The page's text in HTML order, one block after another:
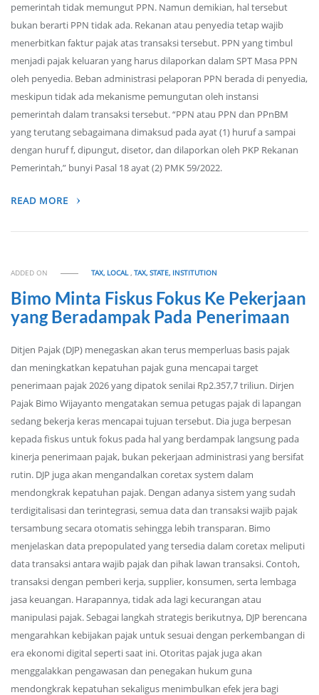
pemerintah tidak memungut PPN. Namun demikian, hal tersebut
bukan berarti PPN tidak ada. Rekanan atau penyedia tetap wajib
menerbitkan faktur pajak atas transaksi tersebut. PPN yang timbul
menjadi pajak keluaran yang harus dilaporkan dalam SPT Masa PPN
oleh penyedia. Beban administrasi pelaporan PPN berada di penyedia,
meskipun tidak ada mekanisme pemungutan oleh instansi
pemerintah dalam transaksi tersebut. “PPN atau PPN dan PPnBM
yang terutang sebagaimana dimaksud pada ayat (1) huruf a sampai
dengan huruf f, dipungut, disetor, dan dilaporkan oleh PKP Rekanan
Pemerintah,” bunyi Pasal 18 ayat (2) PMK 59/2022.
READ MORE
ADDED ON TAX, LOCAL,TAX, STATE, INSTITUTION
Bimo Minta Fiskus Fokus Ke Pekerjaan
yang Beradampak Pada Penerimaan
Ditjen Pajak (DJP) menegaskan akan terus memperluas basis pajak
dan meningkatkan kepatuhan pajak guna mencapai target
penerimaan pajak 2026 yang dipatok senilai Rp2.357,7 triliun. Dirjen
Pajak Bimo Wijayanto mengatakan semua petugas pajak di lapangan
sedang bekerja keras mencapai tujuan tersebut. Dia juga berpesan
kepada fiskus untuk fokus pada hal yang berdampak langsung pada
kinerja penerimaan pajak, bukan pekerjaan administrasi yang bersifat
rutin. DJP juga akan mengandalkan coretax system dalam
mendongkrak kepatuhan pajak. Dengan adanya sistem yang sudah
terdigitalisasi dan terintegrasi, semua data dan transaksi wajib pajak
tersambung secara otomatis sehingga lebih transparan. Bimo
menjelaskan data prepopulated yang tersedia dalam coretax meliputi
data transaksi antara wajib pajak dan pihak lawan transaksi. Contoh,
transaksi dengan pemberi kerja, supplier, konsumen, serta lembaga
jasa keuangan. Harapannya, tidak ada lagi kecurangan atau
manipulasi pajak. Sebagai langkah strategis berikutnya, DJP berencana
mengarahkan kebijakan pajak untuk sesuai dengan perkembangan di
era ekonomi digital seperti saat ini. Otoritas pajak juga akan
menggalakkan pengawasan dan penegakan hukum guna
mendongkrak kepatuhan sekaligus menimbulkan efek jera bagi